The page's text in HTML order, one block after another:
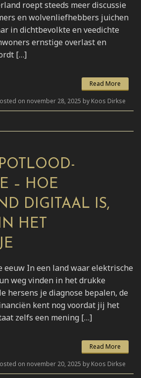
roept steeds meer discussie
en wolvenliefhebbers juichen
in dichtbevolkte en veedichte
ernstige overlast en
[…]
Read More
on november 28, 2025 by Koos Dirkse
– HOE
DIGITAAL IS,
HET
eeuw In een land waar elektrische
weg vinden in het drukke
hersens je diagnose bepalen, de
kent nog voordat jij het
zelfs een mening […]
Read More
on november 20, 2025 by Koos Dirkse